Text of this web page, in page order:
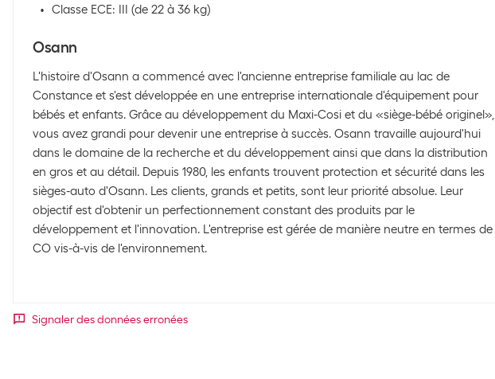
Classe ECE: III (de 22 à 36 kg)
Osann
L'histoire d'Osann a commencé avec l'ancienne entreprise familiale au lac de
Constance et s'est développée en une entreprise internationale d'équipement pour
bébés et enfants. Grâce au développement du Maxi-Cosi et du «siège-bébé originel»,
vous avez grandi pour devenir une entreprise à succès. Osann travaille aujourd'hui
dans le domaine de la recherche et du développement ainsi que dans la distribution
en gros et au détail. Depuis 1980, les enfants trouvent protection et sécurité dans les
sièges-auto d'Osann. Les clients, grands et petits, sont leur priorité absolue. Leur
objectif est d'obtenir un perfectionnement constant des produits par le
développement et l'innovation. L'entreprise est gérée de manière neutre en termes de
CO vis-à-vis de l'environnement.
Signaler des données erronées